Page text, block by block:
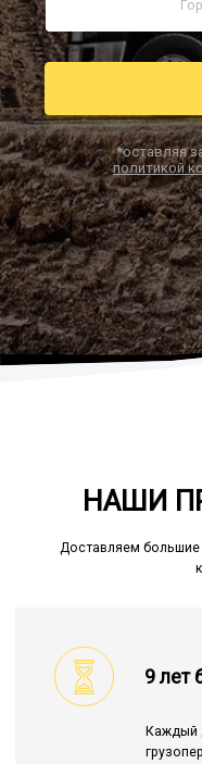
*оставляя
политикой
НАШИ
Доставляем большие
9 лет
Каждый